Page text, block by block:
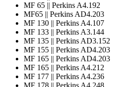
MF 65 || Perkins A4.192
MF65 || Perkins AD4.203
MF 130 || Perkins A4.107
MF 133 || Perkins A3.144
MF 135 || Perkins AD3.152
MF 155 || Perkins AD4.203
MF 165 || Perkins AD4.203
MF 165 || Perkins A4.212
MF 177 || Perkins A4.236
MF 178 || Perkins A4.248